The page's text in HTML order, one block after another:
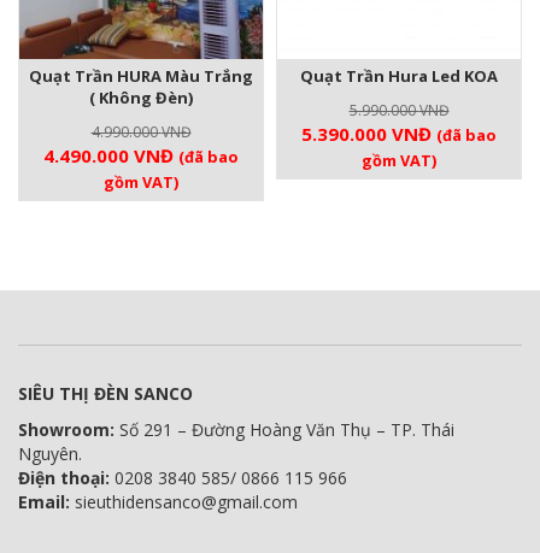
Quạt Trần HURA Màu Trắng
( Không Đèn)
4.990.000VNĐ
Giá
là:
4.490.000 VNĐGiá
hiện
tại
(đã bao
gồm VAT)
Quạt Trần Hura Led KOA
5.990.000VNĐ
Giá
là:
5.390.000 VNĐGiá
hiện
tại
(đã bao
gồm VAT)
SIÊU THỊ ĐÈN SANCO
Showroom: Số 291 – Đường Hoàng Văn Thụ – TP. Thái
Nguyên.
Điện thoại: 0208 3840 585/ 0866 115 966
Email: sieuthidensanco@gmail.com